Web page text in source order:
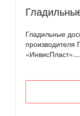
Гладильные
производителя
«ИнвисПласт»....